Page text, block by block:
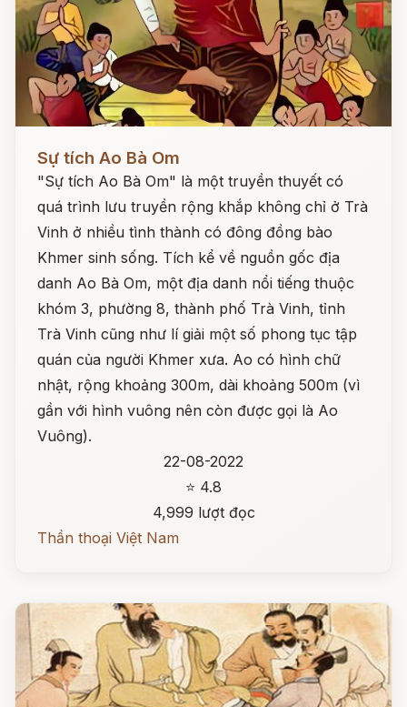
Sự tích Ao Bà Om
"Sự tích Ao Bà Om" là một truyền thuyết có
quá trình lưu truyền rộng khắp không chỉ ở Trà
Vinh ở nhiều tình thành có đông đồng bào
Khmer sinh sống. Tích kể về nguồn gốc địa
danh Ao Bà Om, một địa danh nổi tiếng thuộc
khóm 3, phường 8, thành phố Trà Vinh, tỉnh
Trà Vinh cũng như lí giải một số phong tục tập
quán của người Khmer xưa. Ao có hình chữ
nhật, rộng khoảng 300m, dài khoảng 500m (vì
gần với hình vuông nên còn được gọi là Ao
Vuông).
22-08-2022
⭐ 4.8
4,999 lượt đọc
Thần thoại Việt Nam